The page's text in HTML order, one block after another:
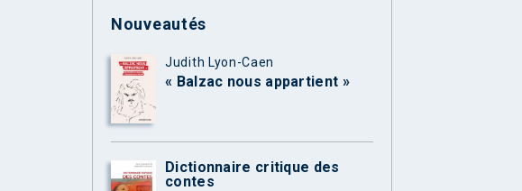
Nouveautés
Judith Lyon-Caen
« Balzac nous appartient »
Dictionnaire critique des
contes